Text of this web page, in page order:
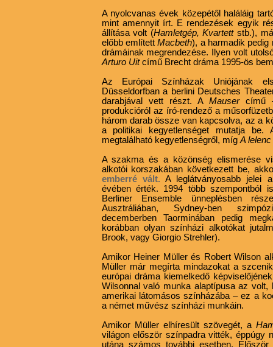
A nyolcvanas évek közepétől haláláig
mint amennyit írt. E rendezések egyik
állítása volt (Hamletgép, Kvartett stb.),
előbb említettMacbeth), a harmadik
drámáinak megrendezése. Ilyen volt
Arturo Uitcímű Brecht dráma 1995-ös
Az Európai Színházak Uniójának
Düsseldorfban a berlini Deutsches
darabjával vett részt. A Mausercímű
produkcióról az író-rendező a
három darab össze van kapcsolva, az a
a politikai kegyetlenséget mutatja
megtalálható kegyetlenségről, mígA lelenc
A szakma és a közönség elismerése
alkotói korszakában következett be,
emberré vált. A leglátványosabb jelei
évében érték. 1994 több szempontból
Berliner Ensemble ünneplésben
Ausztráliában, Sydney-ben
decemberben Taorminában pedig
korábban olyan színházi alkotókat
Brook, vagy Giorgio Strehler).
Amikor Heiner Müller és Robert Wilson
Müller már megírta mindazokat a
európai dráma kiemelkedő
Wilsonnal való munka alaptípusa az
amerikai látomásos színházába – ez a
a német művész színházi munkáin.
Amikor Müller elhíresült szövegét, a
világon először színpadra vitték, éppúgy
utána számos további esetben.